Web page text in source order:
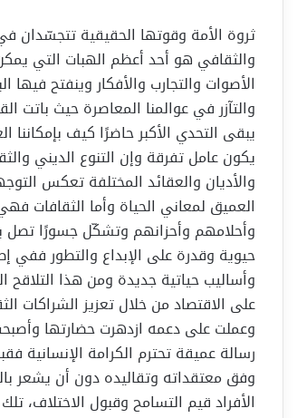
ثروة الأمة وقوتها الحقيقية تتجسّدان
والثقافي هو أحد أعظم الهبات التي
الأصوات والتجارب والأفكار وينفتح
والتآزر في عوالمنا المعاصرة حيث باتت
يبقى التحدي الأكبر حاضرًا كيف
يكون عامل تفرقة وإن التنوع الديني
والأديان والعقائد المختلفة تعكس
العميق لمعاني الحياة وأما الثقافات
وأحلامهم وأحزانهم وتشكّل جسورًا تصل
حيوية وقدرة على الإبداع والتطور ففي
وأساليب حياتية جديدة ومن هذا التلاقح
على الاقتصاد من خلال تعزيز الشراكات
وعملت على دعمه ازدهرت حضارتها
رسالة عميقة تحترم الكرامة الإنسانية
وفق معتقداته وتقاليده دون أن يشعر
الأفراد قيم التسامح وقبول